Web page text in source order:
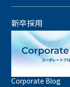
新卒採用
Corporate Blog